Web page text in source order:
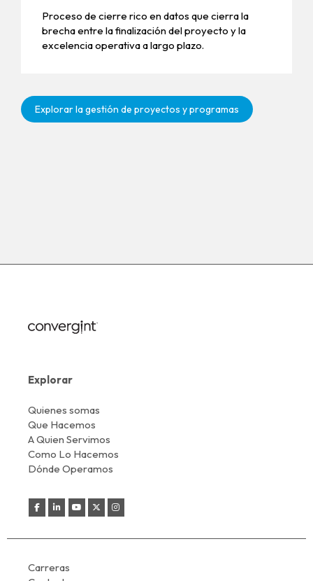
Proceso de cierre rico en datos que cierra la
brecha entre la finalización del proyecto y la
excelencia operativa a largo plazo.
Explorar la gestión de proyectos y programas
Explorar
Quienes somas
Que Hacemos
A Quien Servimos
Como Lo Hacemos
Dónde Operamos
Carreras